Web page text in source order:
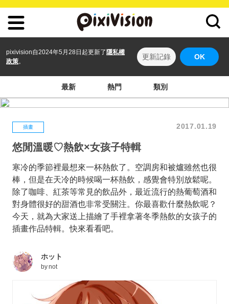
pixivision自2024年5月28日起更新了 隱私權
政策。
更新記錄 OK
最新 熱門 類別
插畫 2017.01.19
悠閒溫暖♡熱飲×女孩子特輯
寒冷的季節裡最想來一杯熱飲了。空調房和被爐雖然也很
棒，但是在天冷的時候喝一杯熱飲，感覺會特別放鬆呢。
除了咖啡、紅茶等常見的飲品外，最近流行的熱葡萄酒和
對身體很好的甜酒也非常受關注。你最喜歡什麼熱飲呢？
今天，就為大家送上描繪了手裡拿著冬季熱飲的女孩子的
插畫作品特輯。快來看看吧。
ホット
bynot